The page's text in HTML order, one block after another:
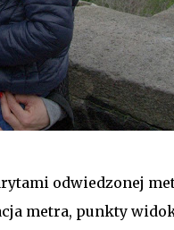
odwiedzonej
metra, punkty